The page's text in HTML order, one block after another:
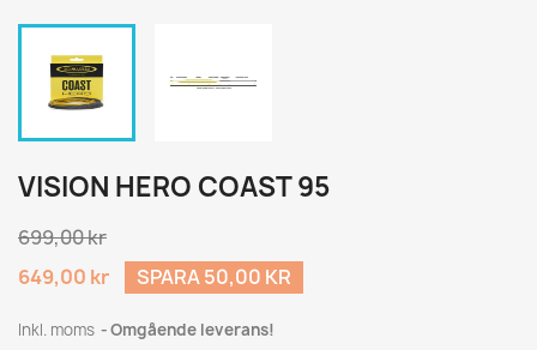
VISION HERO COAST 95
699,00 kr
649,00 kr
SPARA 50,00 KR
Inkl. moms Omgående leverans!